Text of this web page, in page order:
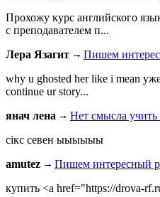
Прохожу курс английского
с преподавателем п...
Лера Язагит
Пишем
why u ghosted her like i mean
continue ur story...
янач лена
Нет смысла учить
сiкс севен ыыыыыы
amutez
Пишем интересный
купить <a href="https://drova-